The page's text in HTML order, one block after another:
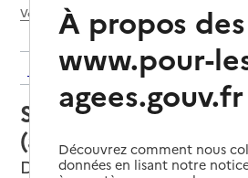
Voir le fil d’Ariane
Retour aux résultats de
Service autonomie à
(aide) – Douai'de
Douai, NORD
À propos
www.pour-
agees.gouv.fr
Découvrez comment nous
données en lisant notre